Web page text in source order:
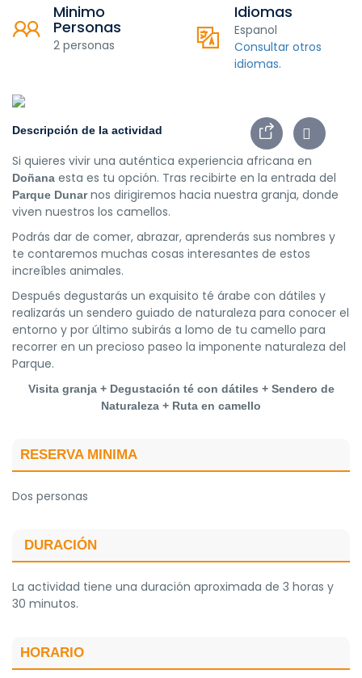
Minimo
Personas
2 personas
Idiomas
Espanol
Consultar otros
idiomas.
Descripción de la actividad
Si quieres vivir una auténtica experiencia africana en
Doñana esta es tu opción. Tras recibirte en la entrada del
Parque Dunarnos dirigiremos hacia nuestra granja, donde
viven nuestros los camellos.
Podrás dar de comer, abrazar, aprenderás sus nombres y
te contaremos muchas cosas interesantes de estos
increíbles animales.
Después degustarás un exquisito té árabe con dátiles y
realizarás un sendero guiado de naturaleza para conocer el
entorno y por último subirás a lomo de tu camello para
recorrer en un precioso paseo la imponente naturaleza del
Parque.
Visita granja + Degustación té con dátiles + Sendero de
Naturaleza + Ruta en camello
RESERVA MINIMA
Dos personas
DURACIÓN
La actividad tiene una duración aproximada de 3 horas y
30 minutos.
HORARIO